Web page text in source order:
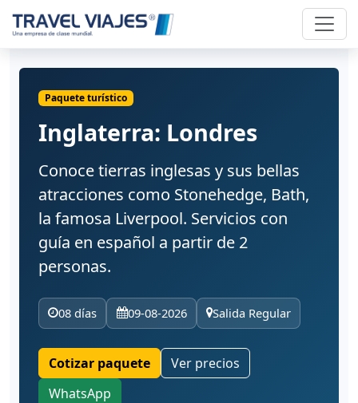
Paquete turístico
Inglaterra: Londres
Conoce tierras inglesas y sus bellas
atracciones como Stonehedge, Bath,
la famosa Liverpool. Servicios con
guía en español a partir de 2
personas.
08 días 09-08-2026 Salida Regular
Cotizar paquete
Ver precios
WhatsApp